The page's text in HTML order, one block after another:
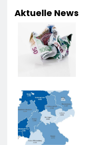
Aktuelle News